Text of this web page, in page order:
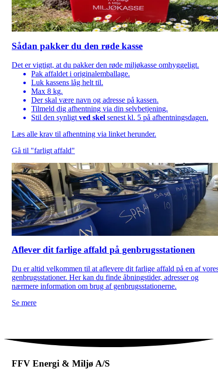
Sådan pakker du den røde kasse
Det er vigtigt, at du pakker den røde miljøkasse omhyggeligt.
Pak affaldet i originalemballage.
Luk kassens låg helt til.
Max 8 kg.
Der skal være navn og adresse på kassen.
Tilmeld dig afhentning via din selvbetjening.
Stil den synligt ved skel senest kl. 5 på afhentningsdagen.
Læs alle krav til afhentning via linket herunder.
Gå til "farligt affald"
Aflever dit farlige affald på genbrugsstationen
Du er altid velkommen til at aflevere dit farlige affald på en af
genbrugsstationer. Her kan du finde åbningstider, adresser og
nærmere information om brug af genbrugsstationerne.
Se mere
FFV Energi & Miljø A/S